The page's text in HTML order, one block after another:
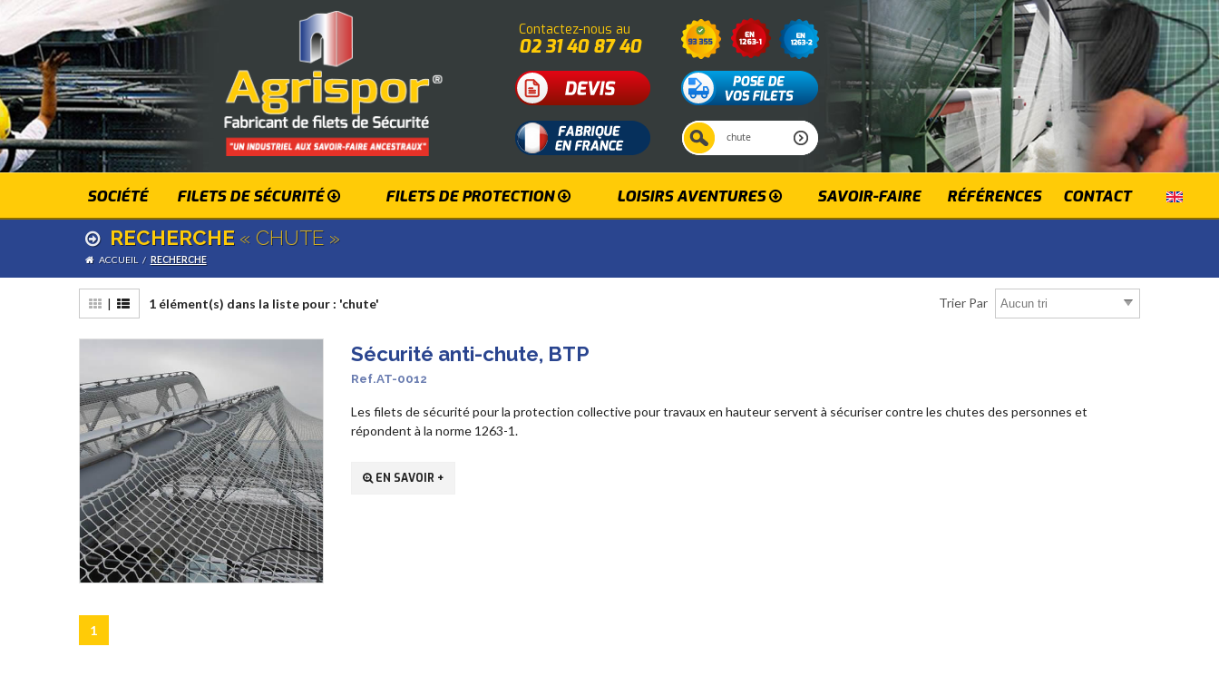
Contactez-nous au
02 31 40 87 40
SOCIÉTÉ FILETS DE SÉCURITÉ FILETS DE PROTECTION LOISIRS AVENTURES SAVOIR-FAIRE RÉFÉRENCES CONTACT
RECHERCHE « CHUTE »
ACCUEIL / RECHERCHE
| 1 élément(s) dans la liste pour : 'chute' Trier Par
Sécurité anti-chute, BTP
Ref.AT-0012
Les filets de sécurité pour la protection collective pour travaux en hauteur servent à sécuriser contre les chutes des personnes et
répondent à la norme 1263-1.
EN SAVOIR +
1